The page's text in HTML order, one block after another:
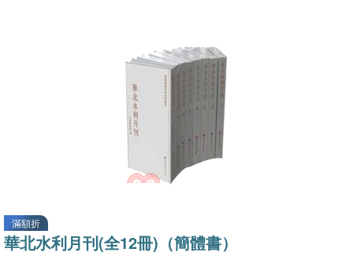
滿額折
華北水利月刊(全12冊)（簡體書）